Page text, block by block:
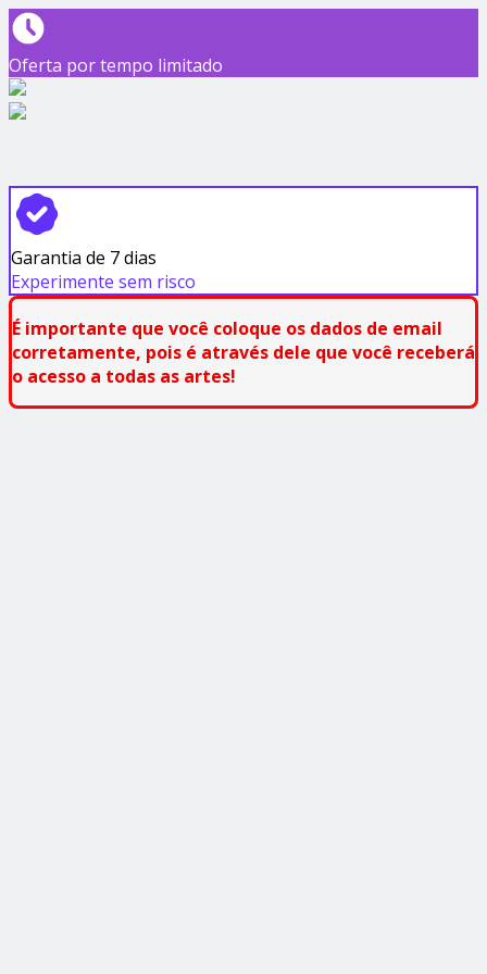
Oferta por tempo limitado
Garantia de 7 dias
Experimente sem risco
É importante que você coloque os dados de email
corretamente, pois é através dele que você receberá
o acesso a todas as artes!